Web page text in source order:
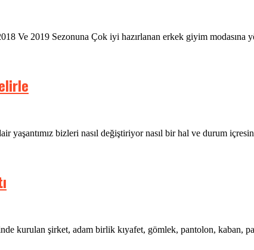
Ve 2019 Sezonuna Çok iyi hazırlanan erkek giyim modasına
yaşantımız bizleri nasıl değiştiriyor nasıl bir hal ve durum
kurulan şirket, adam birlik kıyafet, gömlek, pantolon, kaban,